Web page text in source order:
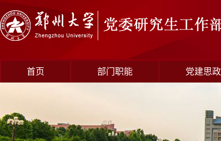
首页 部门职能 党建思政